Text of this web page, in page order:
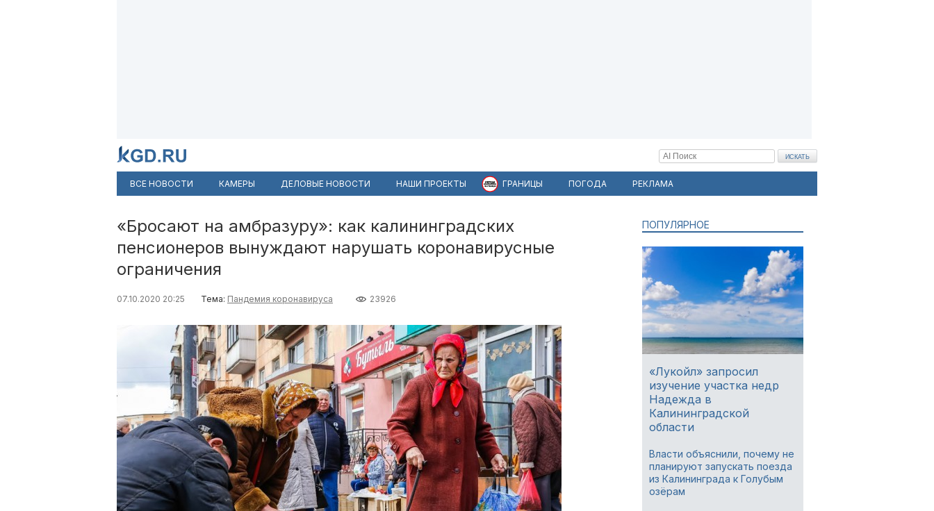
ВСЕ НОВОСТИ КАМЕРЫ ДЕЛОВЫЕ НОВОСТИ НАШИ ПРОЕКТЫ ГРАНИЦЫ ПОГОДА РЕКЛАМА
«Бросают на амбразуру»: как калининградских
пенсионеров вынуждают нарушать коронавирусные
ограничения
07.10.2020 20:25 Тема: Пандемия коронавируса 23926
ПОПУЛЯРНОЕ
«Лукойл» запросил
изучение участка недр
Надежда в
Калининградской
области
Власти объяснили, почему не
планируют запускать поезда
из Калининграда к Голубым
озёрам